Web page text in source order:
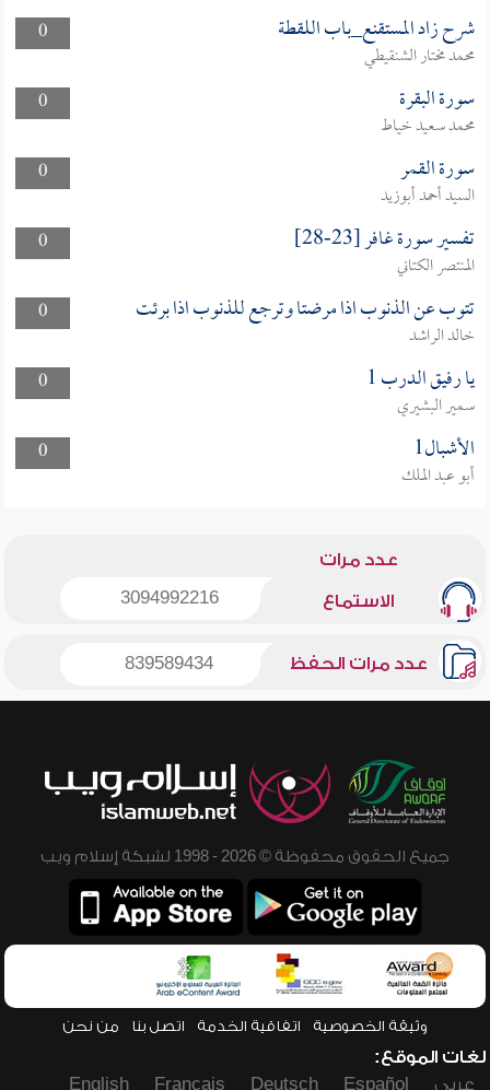
0 شرح زاد المستقنع_باب اللقطة
محمد مختار الشنقيطي
0
سورة البقرة
محمد سعيد خياط
0
سورة القمر
السيد أحمد أبوزيد
0
تفسير سورة غافر [23-28]
المنتصر الكتاني
0
تتوب عن الذنوب اذا مرضتا وترجع للذنوب اذا برئت
خالد الراشد
0
يا رفيق الدرب 1
سمير البشيري
0
الأشبال1
أبو عبد الملك
عدد مرات
الاستماع 3094992216
عدد مرات الحفظ 839589434
جميع الحقوق محفوظة © 2026 - 1998 لشبكة إسلام ويب
وثيقة الخصوصية اتفاقية الخدمة اتصل بنا من نحن
لغات الموقع:
عربي
Español
Deutsch
Français
English